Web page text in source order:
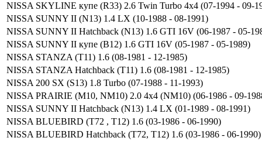
NISSA SKYLINE купе (R33) 2.6 Twin Turbo 4x4 (07-1994 - 09-
NISSA SUNNY II (N13) 1.4 LX (10-1988 - 08-1991)
NISSA SUNNY II Hatchback (N13) 1.6 GTI 16V (06-1987 - 05-
NISSA SUNNY II купе (B12) 1.6 GTI 16V (05-1987 - 05-1989)
NISSA STANZA (T11) 1.6 (08-1981 - 12-1985)
NISSA STANZA Hatchback (T11) 1.6 (08-1981 - 12-1985)
NISSA 200 SX (S13) 1.8 Turbo (07-1988 - 11-1993)
NISSA PRAIRIE (M10, NM10) 2.0 4x4 (NM10) (06-1986 - 09-
NISSA SUNNY II Hatchback (N13) 1.4 LX (01-1989 - 08-1991)
NISSA BLUEBIRD (T72 , T12) 1.6 (03-1986 - 06-1990)
NISSA BLUEBIRD Hatchback (T72, T12) 1.6 (03-1986 - 06-1990)